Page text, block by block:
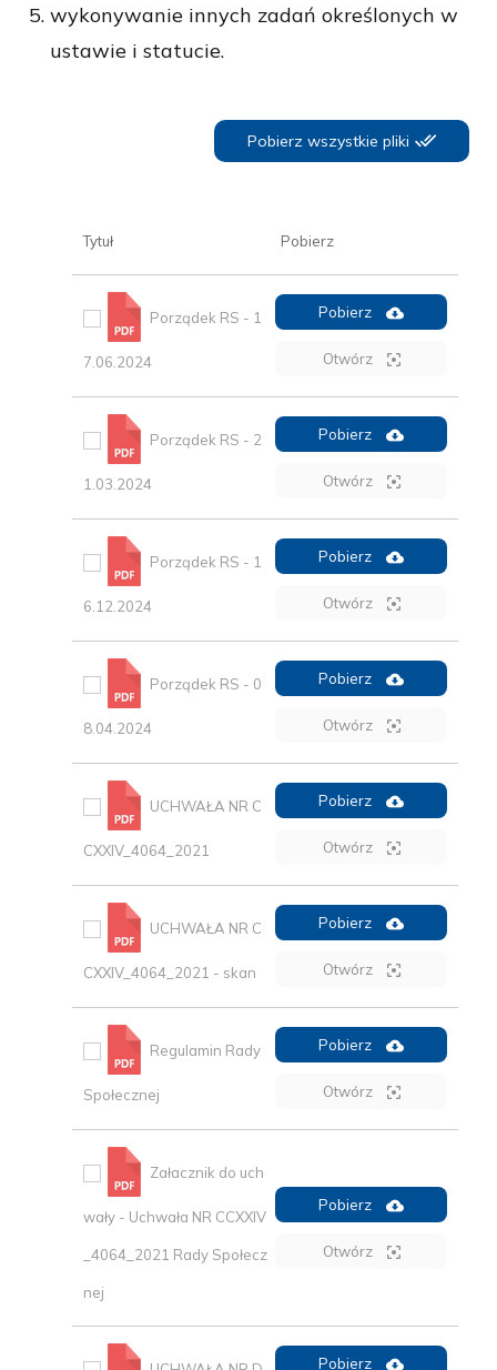
wykonywanie innych zadań określonych w
ustawie i statucie.
Pobierz wszystkie pliki
Tytuł Pobierz
Porządek RS - 1
7.06.2024
Pobierz
Otwórz
Porządek RS - 2
1.03.2024
Pobierz
Otwórz
Porządek RS - 1
6.12.2024
Pobierz
Otwórz
Porządek RS - 0
8.04.2024
Pobierz
Otwórz
UCHWAŁA NR C
CXXIV_4064_2021
Pobierz
Otwórz
UCHWAŁA NR C
CXXIV_4064_2021 - skan
Pobierz
Otwórz
Regulamin Rady
Społecznej
Pobierz
Otwórz
Załacznik do uch
wały - Uchwała NR CCXXIV
_4064_2021 Rady Społecz
nej
Pobierz
Otwórz
Pobierz